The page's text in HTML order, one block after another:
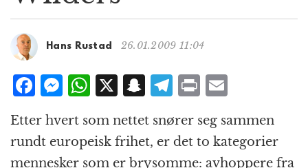
t
n
Hans Rustad 26.01.2009 11:04
F
a
c
e
M
ss
e
W
at
s
X S
a
p
T
e
g
P
n
t
ai
l
Etter hvert som nettet snører seg sammen
rundt europeisk frihet, er det to kategorier
mennesker som er brysomme: avhoppere fra